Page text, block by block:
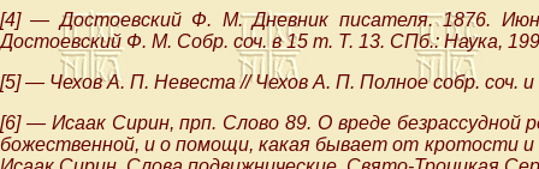
[4] — Достоевский Ф. М. Дневник писателя. 1876.
Достоевский Ф. М. Собр. соч. в 15 т. Т. 13. СПб.: Наука,
[5] — Чехов А. П. Невеста // Чехов А. П. Полное собр. соч.
[6] — Исаак Сирин, прп. Слово 89. О вреде безрассудной
божественной, и о помощи, какая бывает от кротости и